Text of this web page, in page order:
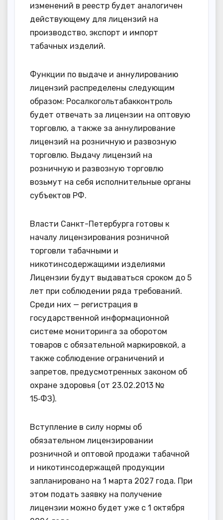
изменений в реестр будет аналогичен
действующему для лицензий на
производство, экспорт и импорт
табачных изделий.
Функции по выдаче и аннулированию
лицензий распределены следующим
образом: Росалкогольтабакконтроль
будет отвечать за лицензии на оптовую
торговлю, а также за аннулирование
лицензий на розничную и развозную
торговлю. Выдачу лицензий на
розничную и развозную торговлю
возьмут на себя исполнительные органы
субъектов РФ.
Власти Санкт-Петербурга готовы к
началу лицензирования розничной
торговли табачными и
никотинсодержащими изделиями
Лицензии будут выдаваться сроком до 5
лет при соблюдении ряда требований.
Среди них — регистрация в
государственной информационной
системе мониторинга за оборотом
товаров с обязательной маркировкой, а
также соблюдение ограничений и
запретов, предусмотренных законом об
охране здоровья (от 23.02.2013 №
15‑ФЗ).
Вступление в силу нормы об
обязательном лицензировании
розничной и оптовой продажи табачной
и никотинсодержащей продукции
запланировано на 1 марта 2027 года. При
этом подать заявку на получение
лицензии можно будет уже с 1 октября